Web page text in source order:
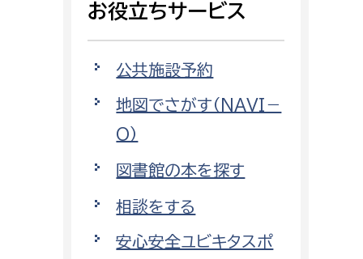
働きたい
小田原のことを知りたい
まちづくりに関わりたい
環境部
ゼロカーボン推進課
環境保護課
環境事業センター
お役立ちサービス
公共施設予約
地図でさがす（NAVI－
O）
図書館の本を探す
相談をする
安心安全ユビキタスポ